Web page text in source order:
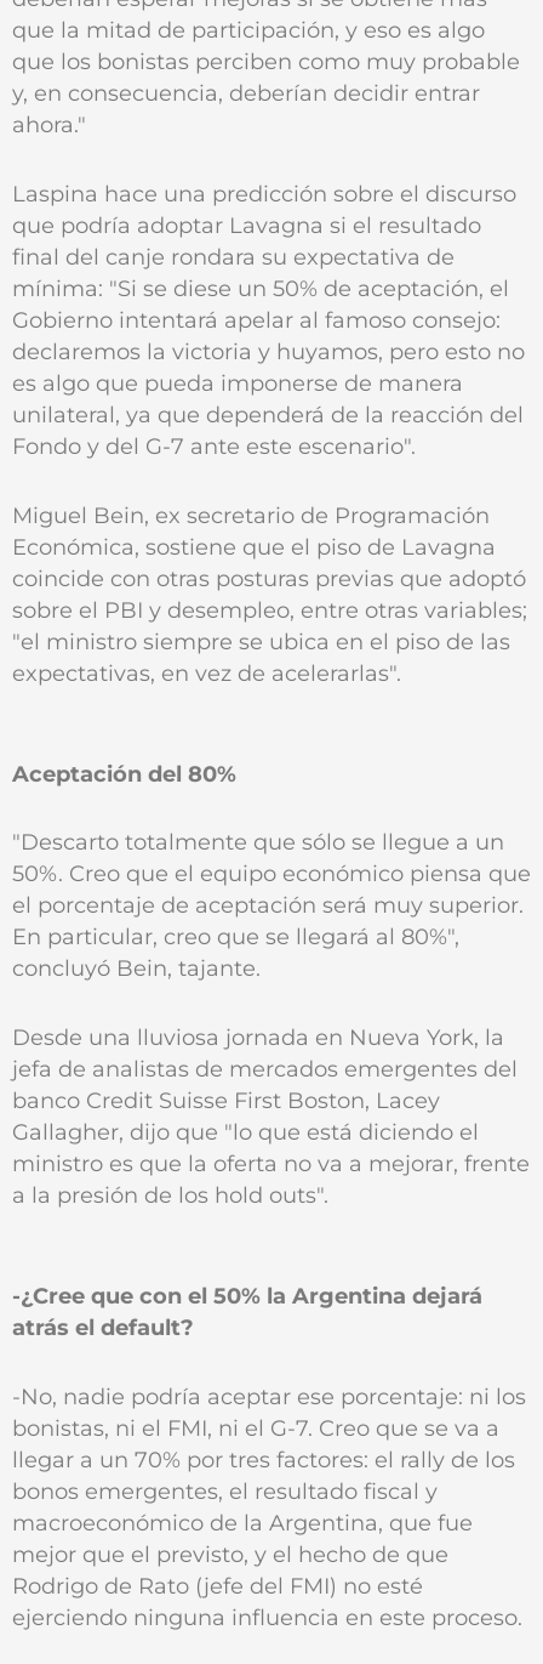
que la mitad de participación, y eso es algo
que los bonistas perciben como muy probable
y, en consecuencia, deberían decidir entrar
ahora."
Laspina hace una predicción sobre el discurso
que podría adoptar Lavagna si el resultado
final del canje rondara su expectativa de
mínima: "Si se diese un 50% de aceptación, el
Gobierno intentará apelar al famoso consejo:
declaremos la victoria y huyamos, pero esto no
es algo que pueda imponerse de manera
unilateral, ya que dependerá de la reacción del
Fondo y del G-7 ante este escenario".
Miguel Bein, ex secretario de Programación
Económica, sostiene que el piso de Lavagna
coincide con otras posturas previas que adoptó
sobre el PBI y desempleo, entre otras variables;
"el ministro siempre se ubica en el piso de las
expectativas, en vez de acelerarlas".
Aceptación del 80%
"Descarto totalmente que sólo se llegue a un
50%. Creo que el equipo económico piensa que
el porcentaje de aceptación será muy superior.
En particular, creo que se llegará al 80%",
concluyó Bein, tajante.
Desde una lluviosa jornada en Nueva York, la
jefa de analistas de mercados emergentes del
banco Credit Suisse First Boston, Lacey
Gallagher, dijo que "lo que está diciendo el
ministro es que la oferta no va a mejorar, frente
a la presión de los hold outs".
-¿Cree que con el 50% la Argentina dejará
atrás el default?
-No, nadie podría aceptar ese porcentaje: ni los
bonistas, ni el FMI, ni el G-7. Creo que se va a
llegar a un 70% por tres factores: el rally de los
bonos emergentes, el resultado fiscal y
macroeconómico de la Argentina, que fue
mejor que el previsto, y el hecho de que
Rodrigo de Rato (jefe del FMI) no esté
ejerciendo ninguna influencia en este proceso.